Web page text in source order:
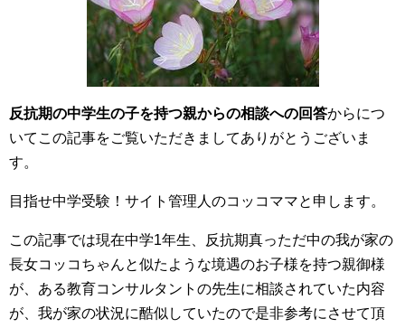
反抗期の中学生の子を持つ親からの相談への回答からにつ
いてこの記事をご覧いただきましてありがとうございま
す。
目指せ中学受験！サイト管理人のコッコママと申します。
この記事では現在中学1年生、反抗期真っただ中の我が家の
長女コッコちゃんと似たような境遇のお子様を持つ親御様
が、ある教育コンサルタントの先生に相談されていた内容
が、我が家の状況に酷似していたので是非参考にさせて頂